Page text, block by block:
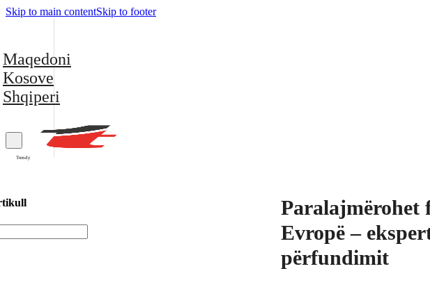
Skip to main contentSkip to footer
Maqedoni
Kosove
Shqiperi
Trendy
Paralajmërohet
Evropë –
përfundimit